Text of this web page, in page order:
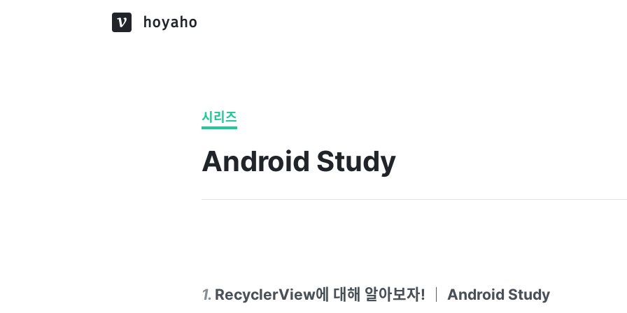
hoyaho
시리즈
Android Study
1. RecyclerView에 대해 알아보자! ｜ Android Study